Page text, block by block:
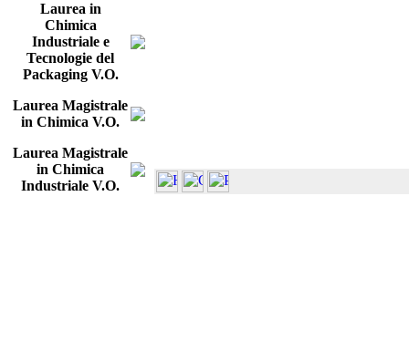
Laurea in
Chimica
Industriale e
Tecnologie del
Packaging V.O.
Laurea Magistrale
in Chimica V.O.
Laurea Magistrale
in Chimica
Industriale V.O.